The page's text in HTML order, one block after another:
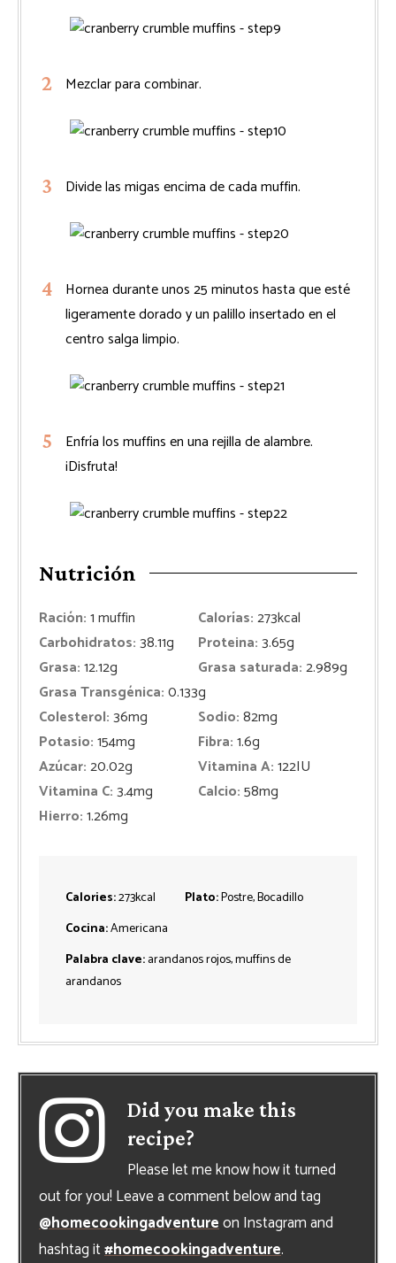
Mezclar para combinar.
Divide las migas encima de cada muffin.
Hornea durante unos 25 minutos hasta que esté
ligeramente dorado y un palillo insertado en el
centro salga limpio.
Enfría los muffins en una rejilla de alambre.
¡Disfruta!
Nutrición
Ración:1muffin Calorías:273kcal
Carbohidratos:38.11g Proteina:3.65g
Grasa:12.12g Grasa saturada:2.989g
Grasa Transgénica:0.133g
Colesterol:36mg Sodio:82mg
Potasio:154mg Fibra:1.6g
Azúcar:20.02g Vitamina A:122IU
Vitamina C:3.4mg Calcio:58mg
Hierro:1.26mg
Calories:273kcal Plato:Postre, Bocadillo
Cocina:Americana
Palabra clave:arandanos rojos, muffins de
arandanos
Did you make this
recipe?
Please let me know how it turned
out for you! Leave a comment below and tag
@homecookingadventureon Instagram and
hashtag it#homecookingadventure.